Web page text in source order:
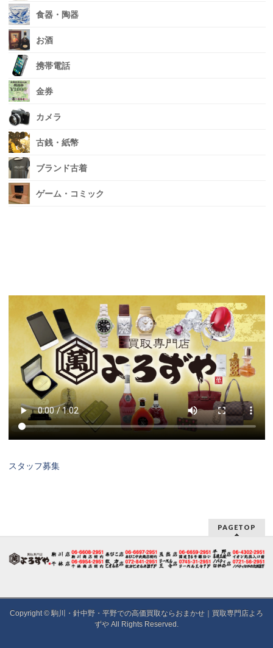
食器・陶器
お酒
携帯電話
金券
カメラ
古銭・紙幣
ブランド古着
ゲーム・コミック
スタッフ募集
PAGETOP
Copyright © 駒川・針中野・平野での高価買取ならおまかせ｜買取専門店よろ
ずやAll Rights Reserved.